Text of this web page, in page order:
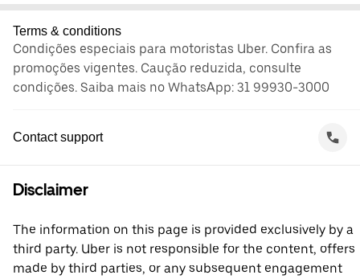
Terms & conditions
Condições especiais para motoristas Uber. Confira as
promoções vigentes. Caução reduzida, consulte
condições. Saiba mais no WhatsApp: 31 99930-3000
Contact support
Disclaimer
The information on this page is provided exclusively by a
third party. Uber is not responsible for the content, offers
made by third parties, or any subsequent engagement